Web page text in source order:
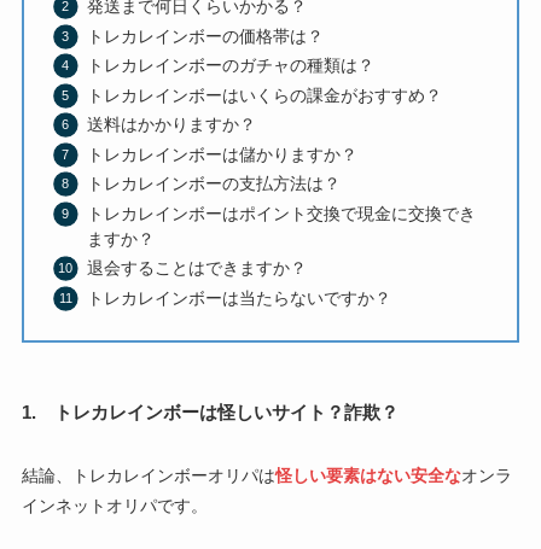
発送まで何日くらいかかる？
トレカレインボーの価格帯は？
トレカレインボーのガチャの種類は？
トレカレインボーはいくらの課金がおすすめ？
送料はかかりますか？
トレカレインボーは儲かりますか？
トレカレインボーの支払方法は？
トレカレインボーはポイント交換で現金に交換でき
ますか？
退会することはできますか？
トレカレインボーは当たらないですか？
1. トレカレインボーは怪しいサイト？詐欺？
結論、トレカレインボーオリパは怪しい要素はない安全なオンラ
インネットオリパです。